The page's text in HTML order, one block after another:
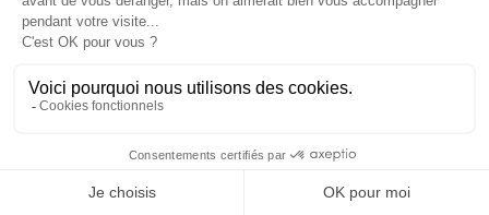
TITRE
Sous-titre
Conditions
TITRE
Conditions
0 €